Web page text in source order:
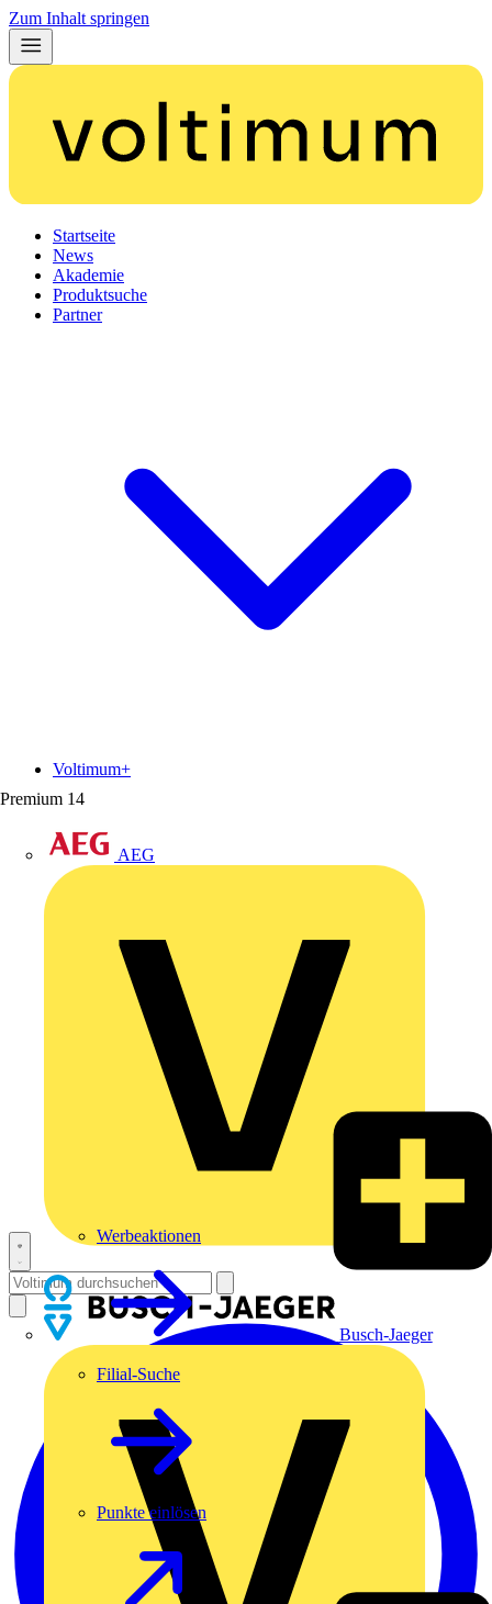
Zum Inhalt springen
Startseite
News
Akademie
Produktsuche
Partner
Premium 14
AEG
Busch-Jaeger
Voltimum+
Werbeaktionen
Filial-Suche
Punkte einlösen